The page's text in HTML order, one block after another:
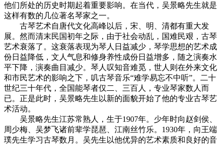
他们所处的历史时期起着重要影响。在当代，吴景略先生就是
这样有数的几位著名琴家之一。
古琴艺术自唐代文化高峰以后，宋、明、清都有重大发
展。然而清末民国初年之际，由于社会动乱，国难民艰，古琴
艺术衰落了。这衰落表现为琴人日益减少，琴学思想的艺术成
份日益降低，文人气息和修身养性成份日益增多，随之演奏水
平下降，演奏曲目减少。琴人叹知音难觅，世人则在外来文化
和市民艺术的影响之下，叽古琴音乐“难学易忘不中听”。二十
世纪三十年代，全国能琴者仅二、三百人，专业琴家数人而
已。正是此时，吴景略先生以新的面貌开始了他的专业古琴艺
术活动。
吴景略先生江苏常熟人，生于1907年。少年时向赵剑侯、
周少梅、吴梦飞诸前辈学琵琶、江南丝竹乐。1930年，向王端
璞先生学习古琴数月。吴先生以他优异的艺术素质和良好的音